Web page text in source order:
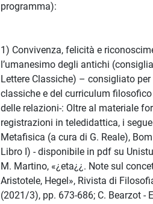
programma):
1) Convivenza, felicità e
l’umanesimo degli antichi
Lettere Classiche) – consigliato
classiche e del curriculum
delle relazioni-: Oltre al materiale
registrazioni in teledidattica, i
Metafisica (a cura di G. Reale),
Libro I) - disponibile in pdf su
M. Martino, «¿eta¿¿. Note sul
Aristotele, Hegel», Rivista di
(2021/3), pp. 673-686; C. Bearzot -